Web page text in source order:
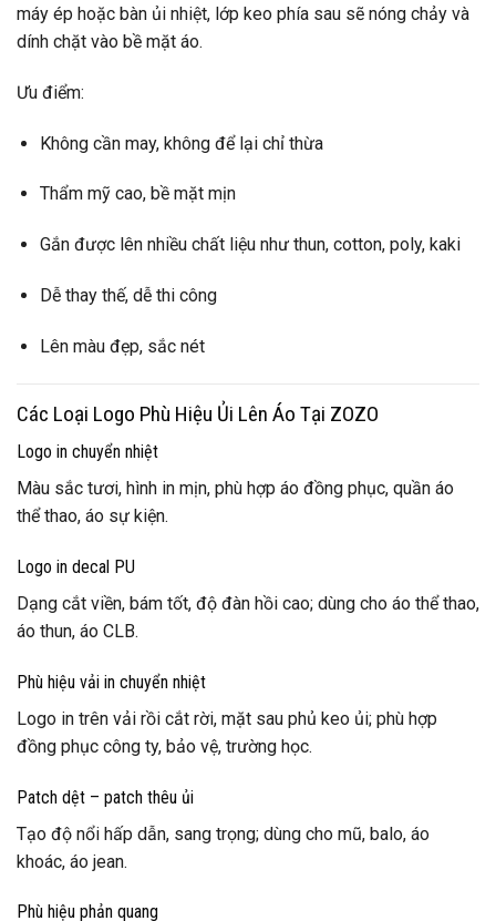
máy ép hoặc bàn ủi nhiệt, lớp keo phía sau sẽ nóng chảy và
dính chặt vào bề mặt áo.
Ưu điểm:
Không cần may, không để lại chỉ thừa
Thẩm mỹ cao, bề mặt mịn
Gắn được lên nhiều chất liệu như thun, cotton, poly, kaki
Dễ thay thế, dễ thi công
Lên màu đẹp, sắc nét
Các Loại Logo Phù Hiệu Ủi Lên Áo Tại ZOZO
Logo in chuyển nhiệt
Màu sắc tươi, hình in mịn, phù hợp áo đồng phục, quần áo
thể thao, áo sự kiện.
Logo in decal PU
Dạng cắt viền, bám tốt, độ đàn hồi cao; dùng cho áo thể thao,
áo thun, áo CLB.
Phù hiệu vải in chuyển nhiệt
Logo in trên vải rồi cắt rời, mặt sau phủ keo ủi; phù hợp
đồng phục công ty, bảo vệ, trường học.
Patch dệt – patch thêu ủi
Tạo độ nổi hấp dẫn, sang trọng; dùng cho mũ, balo, áo
khoác, áo jean.
Phù hiệu phản quang